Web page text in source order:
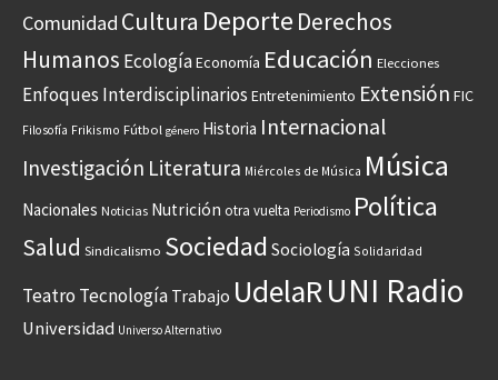
Comunidad Cultura Deporte Derechos
Humanos EcologíaEconomía Educación Elecciones
Enfoques Interdisciplinarios Entretenimiento Extensión FIC
Filosofía Frikismo Fútbol género Historia Internacional
Investigación Literatura Miércoles de Música Música
Nacionales Noticias Nutrición otra vuelta Periodismo Política
Salud Sindicalismo Sociedad Sociología Solidaridad
Teatro Tecnología Trabajo UdelaRUNI Radio
Universidad Universo Alternativo